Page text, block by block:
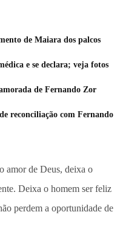
de Maiara dos palcos
e se declara; veja fotos
de Fernando Zor
reconciliação com Fernando
amor de Deus, deixa o
Deixa o homem ser feliz
perdem a oportunidade de